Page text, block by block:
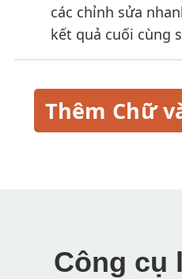
các chỉnh sửa
kết quả cuối cùng
Thêm Chữ
Công cụ